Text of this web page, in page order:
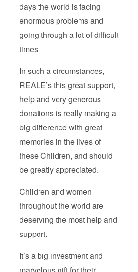
days the world is facing
enormous problems and
going through a lot of difficult
times.
In such a circumstances,
REALE’s this great support,
help and very generous
donations is really making a
big difference with great
memories in the lives of
these Children, and should
be greatly appreciated.
Children and women
throughout the world are
deserving the most help and
support.
It’s a big investment and